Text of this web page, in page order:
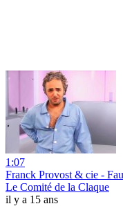
1:07
Franck Provost & cie -
Le Comité de la Claque
il y a 15 ans